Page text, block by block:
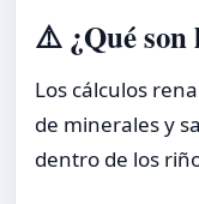
⚠️ ¿Qué son
Los cálculos
de minerales y
dentro de los